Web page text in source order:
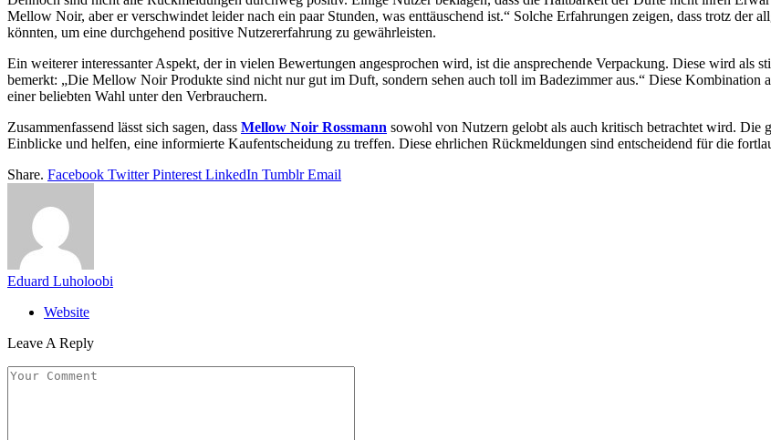
Mellow Noir, aber er verschwindet leider nach ein paar Stunden, was enttäuschend ist.“ Solche Erfahrungen zeigen, dass trotz der
könnten, um eine durchgehend positive Nutzererfahrung zu gewährleisten.
Ein weiterer interessanter Aspekt, der in vielen Bewertungen angesprochen wird, ist die ansprechende Verpackung. Diese wird
bemerkt: „Die Mellow Noir Produkte sind nicht nur gut im Duft, sondern sehen auch toll im Badezimmer aus.“ Diese Kombination
einer beliebten Wahl unter den Verbrauchern.
Zusammenfassend lässt sich sagen, dass Mellow Noir Rossmann sowohl von Nutzern gelobt als auch kritisch betrachtet wird. Die
Einblicke und helfen, eine informierte Kaufentscheidung zu treffen. Diese ehrlichen Rückmeldungen sind entscheidend für die
Share. Facebook Twitter Pinterest LinkedIn Tumblr Email
Eduard Luholoobi
Website
Leave A Reply